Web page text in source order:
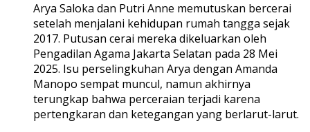
Arya Saloka dan Putri Anne memutuskan bercerai
setelah menjalani kehidupan rumah tangga sejak
2017. Putusan cerai mereka dikeluarkan oleh
Pengadilan Agama Jakarta Selatan pada 28 Mei
2025. Isu perselingkuhan Arya dengan Amanda
Manopo sempat muncul, namun akhirnya
terungkap bahwa perceraian terjadi karena
pertengkaran dan ketegangan yang berlarut-larut.